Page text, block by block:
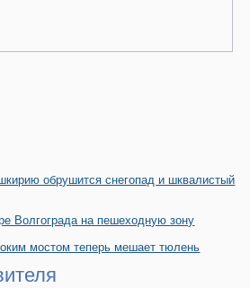
обрушится снегопад и шквалистый
Волгограда на пешеходную зону
мостом теперь мешает тюлень